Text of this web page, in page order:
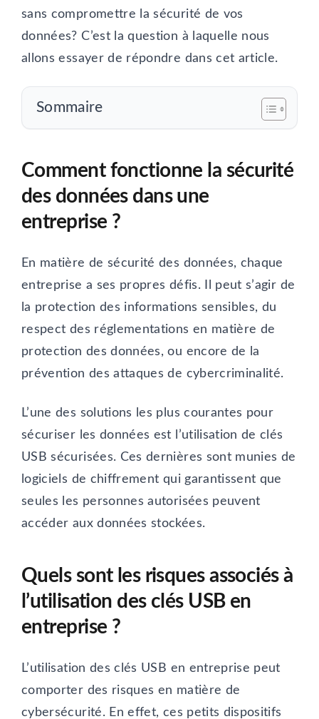
sans compromettre la sécurité de vos
données? C’est la question à laquelle nous
allons essayer de répondre dans cet article.
Sommaire
Comment fonctionne la sécurité
des données dans une
entreprise ?
En matière de sécurité des données, chaque
entreprise a ses propres défis. Il peut s’agir de
la protection des informations sensibles, du
respect des réglementations en matière de
protection des données, ou encore de la
prévention des attaques de cybercriminalité.
L’une des solutions les plus courantes pour
sécuriser les données est l’utilisation de clés
USB sécurisées. Ces dernières sont munies de
logiciels de chiffrement qui garantissent que
seules les personnes autorisées peuvent
accéder aux données stockées.
Quels sont les risques associés à
l’utilisation des clés USB en
entreprise ?
L’utilisation des clés USB en entreprise peut
comporter des risques en matière de
cybersécurité. En effet, ces petits dispositifs